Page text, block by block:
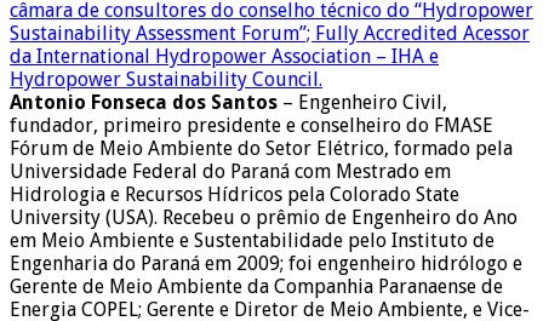
Antonio Fonseca dos Santos – Engenheiro Civil,
fundador, primeiro presidente e conselheiro do FMASE
Fórum de Meio Ambiente do Setor Elétrico, formado pela
Universidade Federal do Paraná com Mestrado em
Hidrologia e Recursos Hídricos pela Colorado State
University (USA). Recebeu o prêmio de Engenheiro do Ano
em Meio Ambiente e Sustentabilidade pelo Instituto de
Engenharia do Paraná em 2009; foi engenheiro hidrólogo e
Gerente de Meio Ambiente da Companhia Paranaense de
Energia COPEL; Gerente e Diretor de Meio Ambiente, e Vice-